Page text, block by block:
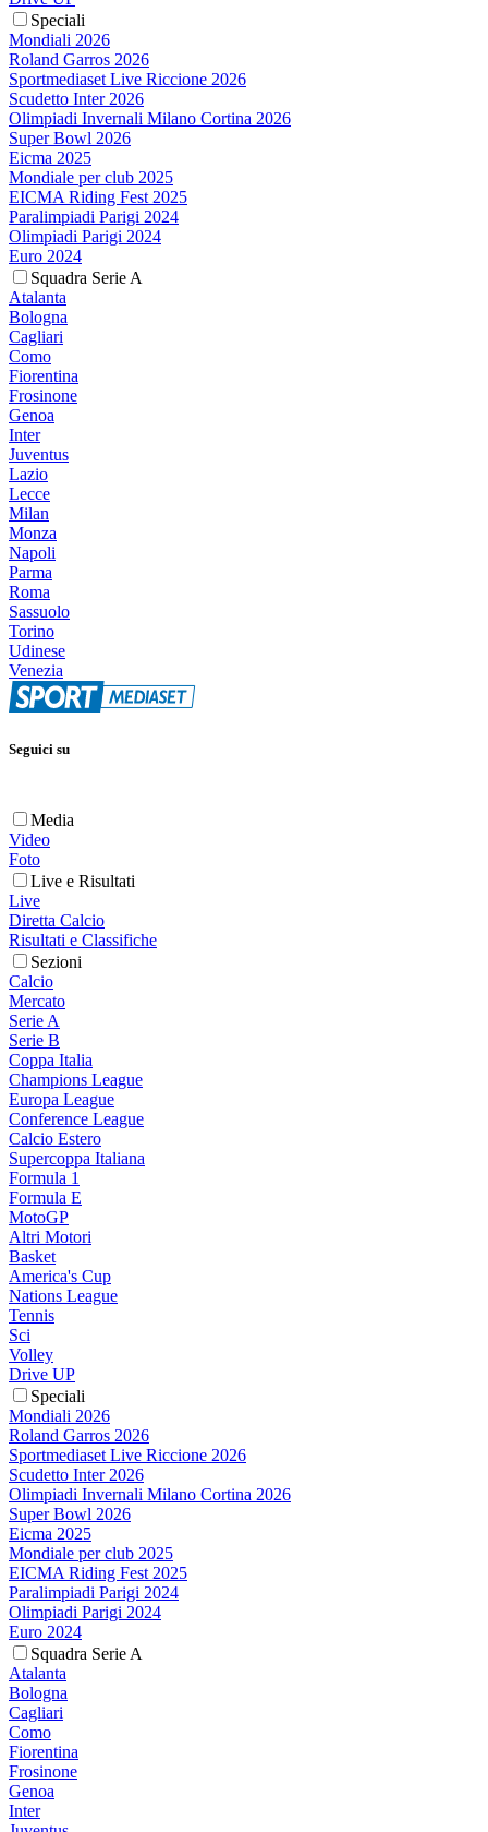
Speciali
Mondiali 2026
Roland Garros 2026
Sportmediaset Live Riccione 2026
Scudetto Inter 2026
Olimpiadi Invernali Milano Cortina 2026
Super Bowl 2026
Eicma 2025
Mondiale per club 2025
EICMA Riding Fest 2025
Paralimpiadi Parigi 2024
Olimpiadi Parigi 2024
Euro 2024
Squadra Serie A
Atalanta
Bologna
Cagliari
Como
Fiorentina
Frosinone
Genoa
Inter
Juventus
Lazio
Lecce
Milan
Monza
Napoli
Parma
Roma
Sassuolo
Torino
Udinese
Venezia
Seguici su
Media
Video
Foto
Live e Risultati
Live
Diretta Calcio
Risultati e Classifiche
Sezioni
Calcio
Mercato
Serie A
Serie B
Coppa Italia
Champions League
Europa League
Conference League
Calcio Estero
Supercoppa Italiana
Formula 1
Formula E
MotoGP
Altri Motori
Basket
America's Cup
Nations League
Tennis
Sci
Volley
Drive UP
Speciali
Mondiali 2026
Roland Garros 2026
Sportmediaset Live Riccione 2026
Scudetto Inter 2026
Olimpiadi Invernali Milano Cortina 2026
Super Bowl 2026
Eicma 2025
Mondiale per club 2025
EICMA Riding Fest 2025
Paralimpiadi Parigi 2024
Olimpiadi Parigi 2024
Euro 2024
Squadra Serie A
Atalanta
Bologna
Cagliari
Como
Fiorentina
Frosinone
Genoa
Inter